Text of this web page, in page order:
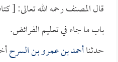
قال المصنف رحمه الله تعالى: [
باب ما جاء في تعليم الفرائض.
حدثناأحمد بن عمرو بن السرح